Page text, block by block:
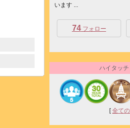
います ...
74フォロー
ハイタッ
[全て